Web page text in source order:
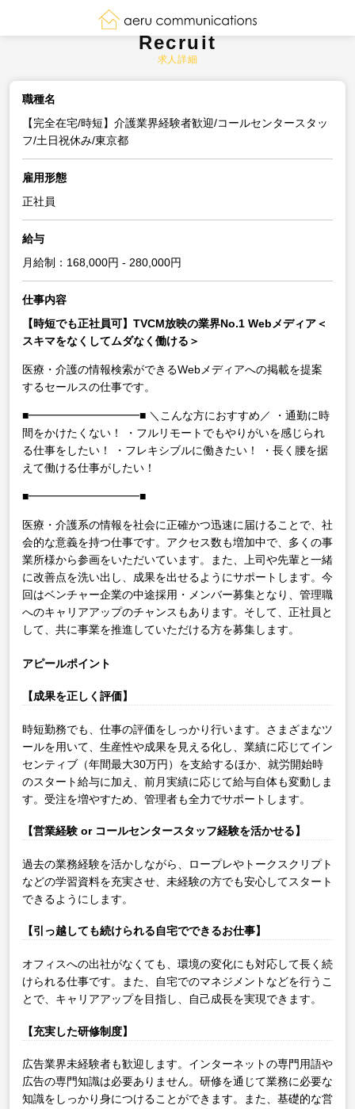
Recruit
求人詳細
職種名
【完全在宅/時短】介護業界経験者歓迎/コールセンタースタッ
フ/土日祝休み/東京都
雇用形態
正社員
給与
月給制：168,000円 - 280,000円
仕事内容
【時短でも正社員可】TVCM放映の業界No.1 Webメディア＜
スキマをなくしてムダなく働ける＞
医療・介護の情報検索ができるWebメディアへの掲載を提案
するセールスの仕事です。
■━━━━━━━━━━■ ＼こんな方におすすめ／
・通勤に時
間をかけたくない！
・フルリモートでもやりがいを感じられ
る仕事をしたい！
・フレキシブルに働きたい！
・長く腰を据
えて働ける仕事がしたい！
■━━━━━━━━━━■
医療・介護系の情報を社会に正確かつ迅速に届けることで、社
会的な意義を持つ仕事です。アクセス数も増加中で、多くの事
業所様から参画をいただいています。また、上司や先輩と一緒
に改善点を洗い出し、成果を出せるようにサポートします。今
回はベンチャー企業の中途採用・メンバー募集となり、管理職
へのキャリアアップのチャンスもあります。そして、正社員と
して、共に事業を推進していただける方を募集します。
アピールポイント
【成果を正しく評価】
時短勤務でも、仕事の評価をしっかり行います。さまざまなツ
ールを用いて、生産性や成果を見える化し、業績に応じてイン
センティブ（年間最大30万円）を支給するほか、就労開始時
のスタート給与に加え、前月実績に応じて給与自体も変動しま
す。受注を増やすため、管理者も全力でサポートします。
【営業経験 or コールセンタースタッフ経験を活かせる】
過去の業務経験を活かしながら、ロープレやトークスクリプト
などの学習資料を充実させ、未経験の方でも安心してスタート
できるようにします。
【引っ越しても続けられる自宅でできるお仕事】
オフィスへの出社がなくても、環境の変化にも対応して長く続
けられる仕事です。また、自宅でのマネジメントなどを行うこ
とで、キャリアアップを目指し、自己成長を実現できます。
【充実した研修制度】
広告業界未経験者も歓迎します。インターネットの専門用語や
広告の専門知識は必要ありません。研修を通じて業務に必要な
知識をしっかり身につけることができます。また、基礎的な営